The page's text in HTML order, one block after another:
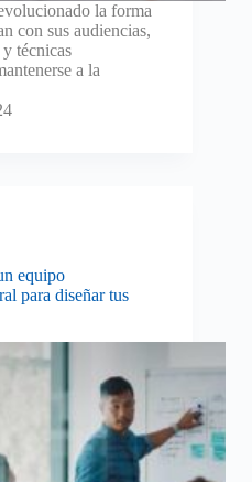
la forma
con sus audiencias,
técnicas
a la
equipo
para diseñar tus